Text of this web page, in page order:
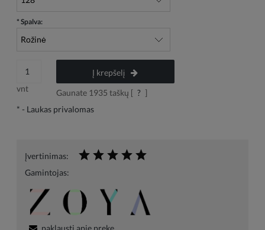
* Spalva:
vnt
Į krepšelį
Gaunate 1935 taškų [ ? ]
* - Laukas privalomas
Įvertinimas:
Gamintojas:
paklausti apie prekę